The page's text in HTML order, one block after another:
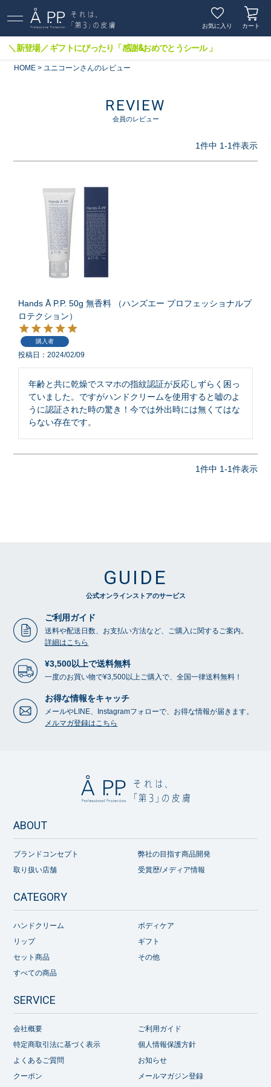
お気に入り カート
＼新登場／ ギフトにぴったり「感謝&おめでとうシール 」
HOME ユニコーンさんのレビュー
REVIEW
会員のレビュー
1件中 1-1件表示
Hands Å P.P. 50g 無香料 （ハンズエー プロフェッショナルプ
ロテクション）
購入者
投稿日 2024/02/09
年齢と共に乾燥でスマホの指紋認証が反応しずらく困っ
ていました。ですがハンドクリームを使用すると嘘のよ
うに認証された時の驚き！今では外出時には無くてはな
らない存在です。
1件中 1-1件表示
GUIDE
公式オンラインストアのサービス
ご利用ガイド
送料や配送日数、お支払い方法など、ご購入に関するご案内。
詳細はこちら
¥3,500以上で送料無料
一度のお買い物で¥3,500以上ご購入で、全国一律送料無料！
お得な情報をキャッチ
メールやLINE、Instagramフォローで、お得な情報が届きます。
メルマガ登録はこちら
ABOUT
ブランドコンセプト
弊社の目指す商品開発
取り扱い店舗
受賞歴/メディア情報
CATEGORY
ハンドクリーム
ボディケア
リップ
ギフト
セット商品
その他
すべての商品
SERVICE
会社概要
ご利用ガイド
特定商取引法に基づく表示
個人情報保護方針
よくあるご質問
お知らせ
クーポン
メールマガジン登録